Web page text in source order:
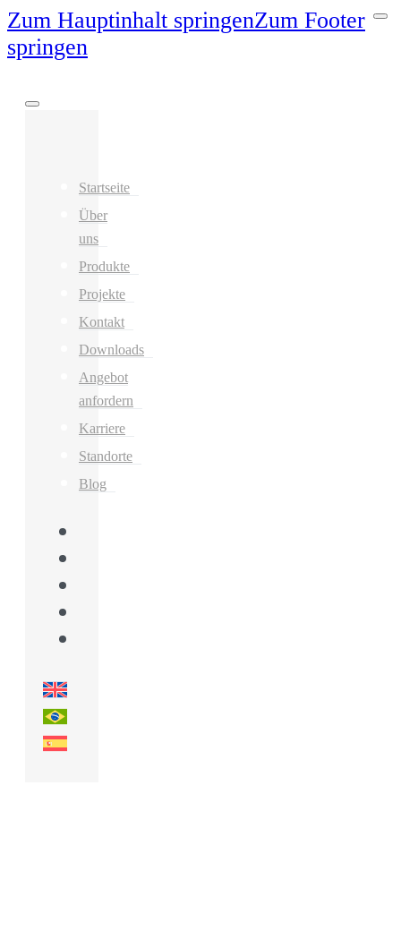
Zum Hauptinhalt springenZum Footer
springen
Startseite
Über
uns
Produkte
Projekte
Kontakt
Downloads
Angebot
anfordern
Karriere
Standorte
Blog